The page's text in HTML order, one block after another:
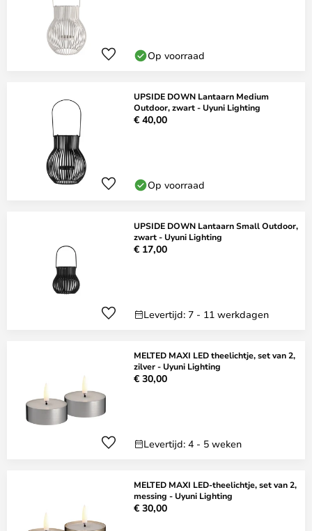
Op voorraad
UPSIDE DOWN Lantaarn Medium
Outdoor, zwart - Uyuni Lighting
€ 40,00
Op voorraad
UPSIDE DOWN Lantaarn Small Outdoor,
zwart - Uyuni Lighting
€ 17,00
Levertijd: 7 - 11 werkdagen
MELTED MAXI LED theelichtje, set van 2,
zilver - Uyuni Lighting
€ 30,00
Levertijd: 4 - 5 weken
MELTED MAXI LED-theelichtje, set van 2,
messing - Uyuni Lighting
€ 30,00